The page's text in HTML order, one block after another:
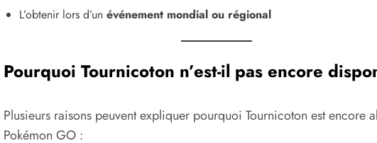
L’obtenir lors d’un événement mondial ou régional
Pourquoi Tournicoton n’est-il pas encore
Plusieurs raisons peuvent expliquer pourquoi Tournicoton est encore
Pokémon GO :